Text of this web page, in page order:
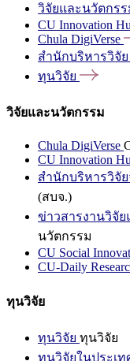
วิจัยและนวัตกรร
CU Innovation
Chula DigiVerse
สำนักบริหารวิจัย
ทุนวิจัย
วิจัยและนวัตกรรม
Chula DigiVerse
CU Innovation
สำนักบริหารวิจั
(สบจ.)
ข่าวสารงานวิจั
นวัตกรรม
CU Social
CU-Daily
ทุนวิจัย
ทุนวิจัย ทุนวิจัย
ทุนวิจัยในประเท